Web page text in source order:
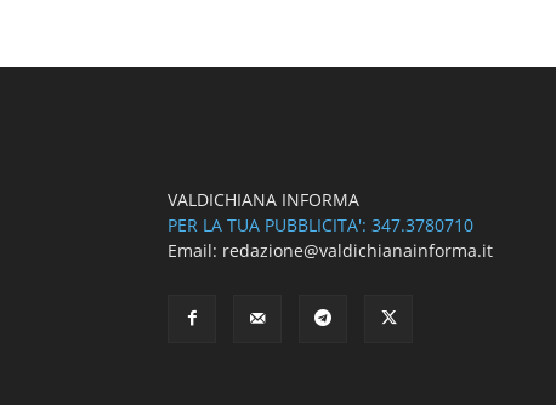
VALDICHIANA INFORMA
PER LA TUA PUBBLICITA': 347.3780710
Email: redazione@valdichianainforma.it